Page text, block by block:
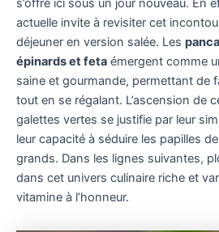
s’offre ici sous un jour nouveau. En
actuelle invite à revisiter cet
déjeuner en version salée. Les
épinards et feta émergent comme
saine et gourmande, permettant de
tout en se régalant. L’ascension de
galettes vertes se justifie par leur
leur capacité à séduire les papilles
grands. Dans les lignes suivantes,
dans cet univers culinaire riche et
vitamine à l’honneur.